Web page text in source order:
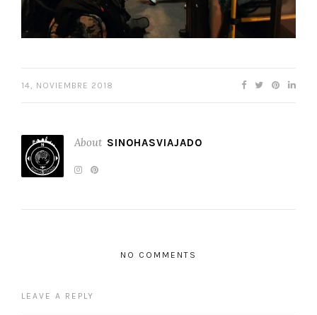
14, NOVIEMBRE 2018
About SINOHASVIAJADO
NO COMMENTS
LEAVE A REPLY